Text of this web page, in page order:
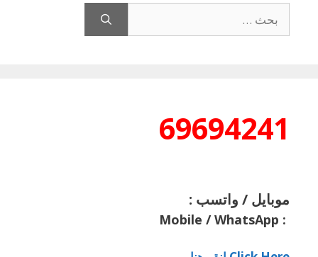
عن:
69694241
موبايل / واتسب :
:
Mobile / WhatsApp